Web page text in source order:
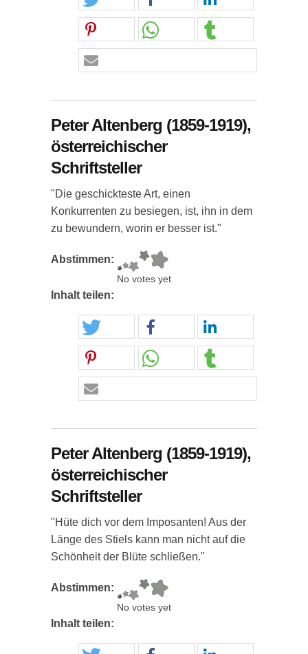
Peter Altenberg (1859-1919),
österreichischer
Schriftsteller
"Die geschickteste Art, einen
Konkurrenten zu besiegen, ist, ihn in dem
zu bewundern, worin er besser ist."
Abstimmen:
No votes yet
Inhalt teilen:
Peter Altenberg (1859-1919),
österreichischer
Schriftsteller
"Hüte dich vor dem Imposanten! Aus der
Länge des Stiels kann man nicht auf die
Schönheit der Blüte schließen."
Abstimmen:
No votes yet
Inhalt teilen: